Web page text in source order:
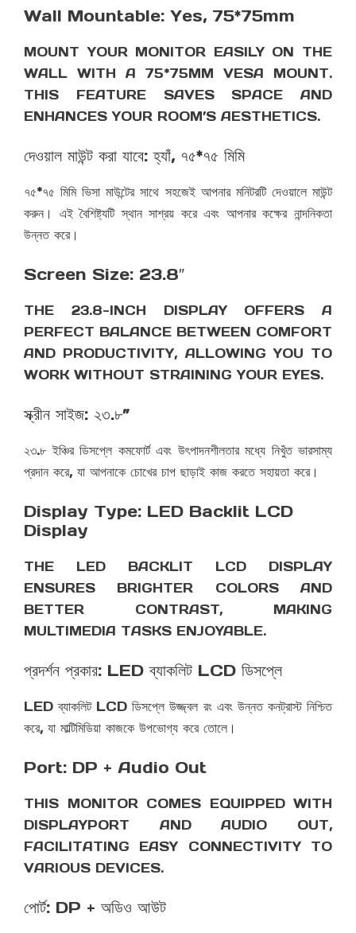
Wall Mountable: Yes, 75*75mm
MOUNT YOUR MONITOR EASILY ON THE
WALL WITH A 75*75MM VESA MOUNT.
THIS FEATURE SAVES SPACE AND
ENHANCES YOUR ROOM’S AESTHETICS.
দেওয়াল মাউন্ট করা যাবে: হ্যাঁ, ৭৫*৭৫ মিমি
৭৫*৭৫ মিমি ভিসা মাউন্টের সাথে সহজেই আপনার মনিটরটি দেওয়ালে মাউন্ট
করুন। এই বৈশিষ্ট্যটি স্থান সাশ্রয় করে এবং আপনার কক্ষের নান্দনিকতা
উন্নত করে।
Screen Size: 23.8″
THE 23.8-INCH DISPLAY OFFERS A
PERFECT BALANCE BETWEEN COMFORT
AND PRODUCTIVITY, ALLOWING YOU TO
WORK WITHOUT STRAINING YOUR EYES.
স্ক্রীন সাইজ: ২৩.৮”
২৩.৮ ইঞ্চির ডিসপ্লে কমফোর্ট এবং উৎপাদনশীলতার মধ্যে নিখুঁত ভারসাম্য
প্রদান করে, যা আপনাকে চোখের চাপ ছাড়াই কাজ করতে সহায়তা করে।
Display Type: LED Backlit LCD
Display
THE LED BACKLIT LCD DISPLAY
ENSURES BRIGHTER COLORS AND
BETTER CONTRAST, MAKING
MULTIMEDIA TASKS ENJOYABLE.
প্রদর্শন প্রকার: LED ব্যাকলিট LCD ডিসপ্লে
LED ব্যাকলিট LCD ডিসপ্লে উজ্জ্বল রং এবং উন্নত কনট্রাস্ট নিশ্চিত
করে, যা মাল্টিমিডিয়া কাজকে উপভোগ্য করে তোলে।
Port: DP + Audio Out
THIS MONITOR COMES EQUIPPED WITH
DISPLAYPORT AND AUDIO OUT,
FACILITATING EASY CONNECTIVITY TO
VARIOUS DEVICES.
পোর্ট: DP + অডিও আউট